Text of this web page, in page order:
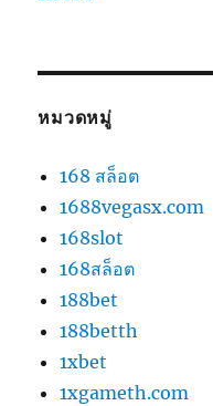
หมวดหมู่
168 สล็อต
1688vegasx.com
168slot
168สล็อต
188bet
188betth
1xbet
1xgameth.com